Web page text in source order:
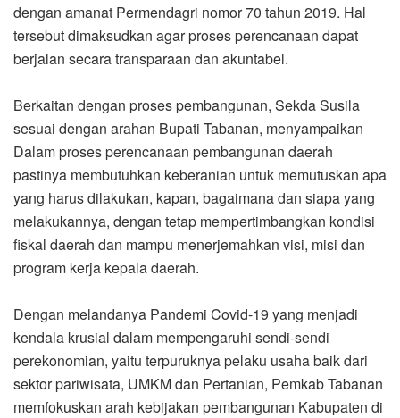
dengan amanat Permendagri nomor 70 tahun 2019. Hal
tersebut dimaksudkan agar proses perencanaan dapat
berjalan secara transparaan dan akuntabel.
Berkaitan dengan proses pembangunan, Sekda Susila
sesuai dengan arahan Bupati Tabanan, menyampaikan
Dalam proses perencanaan pembangunan daerah
pastinya membutuhkan keberanian untuk memutuskan apa
yang harus dilakukan, kapan, bagaimana dan siapa yang
melakukannya, dengan tetap mempertimbangkan kondisi
fiskal daerah dan mampu menerjemahkan visi, misi dan
program kerja kepala daerah.
Dengan melandanya Pandemi Covid-19 yang menjadi
kendala krusial dalam mempengaruhi sendi-sendi
perekonomian, yaitu terpuruknya pelaku usaha baik dari
sektor pariwisata, UMKM dan Pertanian, Pemkab Tabanan
memfokuskan arah kebijakan pembangunan Kabupaten di